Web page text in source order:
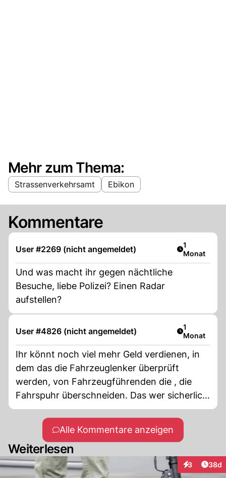
Mehr zum Thema:
Strassenverkehrsamt Ebikon
Kommentare
User #2269 (nicht angemeldet) Artikel
1
Monat
Und was macht ihr gegen nächtliche
Besuche, liebe Polizei? Einen Radar
aufstellen?
User #4826 (nicht angemeldet) Artikel
1
Monat
Ihr könnt noch viel mehr Geld verdienen, in
dem das die Fahrzeuglenker überprüft
werden, von Fahrzeugführenden die , die
Fahrspuhr überschneiden. Das wer sicherlich
hilfreich um die ganzen Streifkollisionen zu
unter binden
Alle Kommentare anzeigen
Weiterlesen
3
Interaktionen
38d